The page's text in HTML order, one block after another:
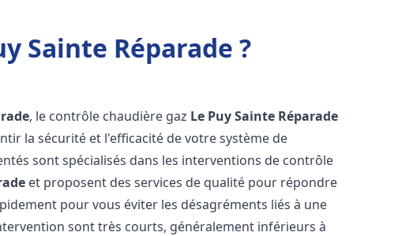
Sainte Réparade ?
, le contrôle chaudière gaz Le Puy Sainte Réparade
la sécurité et l'efficacité de votre système de
sont spécialisés dans les interventions de contrôle
et proposent des services de qualité pour répondre
pour vous éviter les désagréments liés à une
sont très courts, généralement inférieurs à